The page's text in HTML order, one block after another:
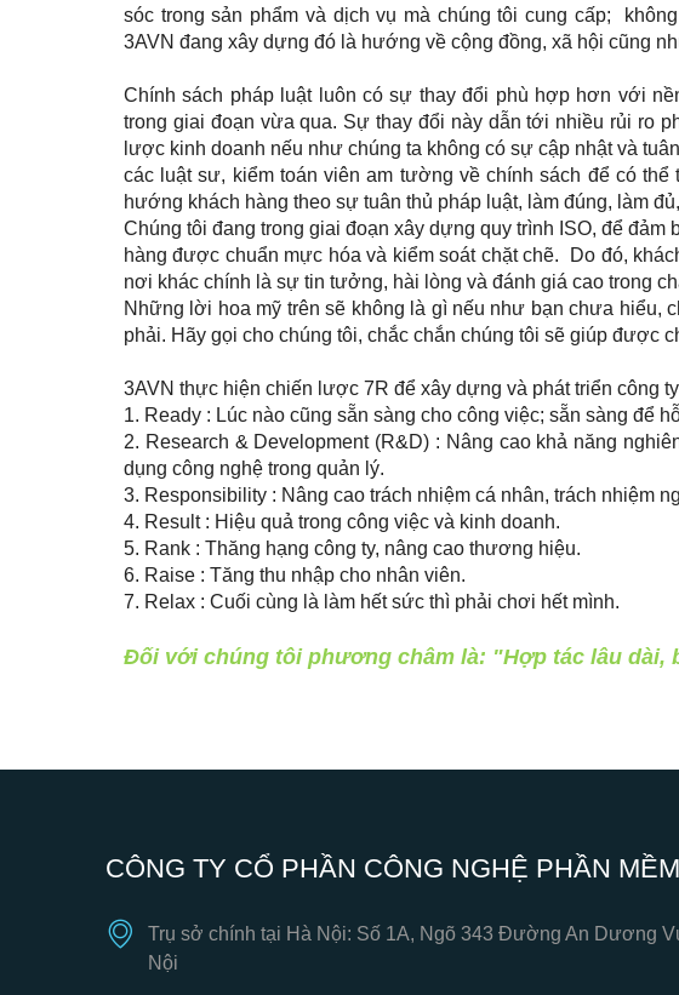
sóc trong sản phẩm và dịch vụ mà chúng tôi cung cấp;
3AVN đang xây dựng đó là hướng về cộng đồng, xã hội cũng
Chính sách pháp luật luôn có sự thay đổi phù hợp hơn với
trong giai đoạn vừa qua. Sự thay đổi này dẫn tới nhiều rủi ro
lược kinh doanh nếu như chúng ta không có sự cập nhật và
các luật sư, kiểm toán viên am tường về chính sách để có
hướng khách hàng theo sự tuân thủ pháp luật, làm đúng, làm
Chúng tôi đang trong giai đoạn xây dựng quy trình ISO, để đảm
hàng được chuẩn mực hóa và kiểm soát chặt chẽ. Do đó,
nơi khác chính là sự tin tưởng, hài lòng và đánh giá cao trong
Những lời hoa mỹ trên sẽ không là gì nếu như bạn chưa hiểu,
phải. Hãy gọi cho chúng tôi, chắc chắn chúng tôi sẽ giúp được
3AVN thực hiện chiến lược 7R để xây dựng và phát triển công
1. Ready : Lúc nào cũng sẵn sàng cho công việc; sẵn sàng để
2. Research & Development (R&D) : Nâng cao khả năng
dụng công nghệ trong quản lý.
3. Responsibility : Nâng cao trách nhiệm cá nhân, trách nhiệm
4. Result : Hiệu quả trong công việc và kinh doanh.
5. Rank : Thăng hạng công ty, nâng cao thương hiệu.
6. Raise : Tăng thu nhập cho nhân viên.
7. Relax : Cuối cùng là làm hết sức thì phải chơi hết mình.
Đối với chúng tôi phương châm là: "Hợp tác lâu dài,
CÔNG TY CỔ PHẦN CÔNG NGHỆ PHẦN
Trụ sở chính tại Hà Nội: Số 1A, Ngõ 343 Đường An Dương
Nội